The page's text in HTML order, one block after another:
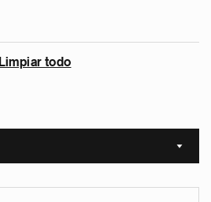
Limpiar todo
Sort